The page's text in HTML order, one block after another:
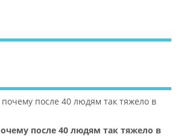
после 40 людям так тяжело в